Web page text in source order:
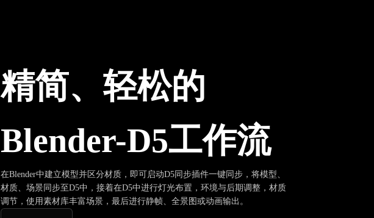
精简、轻松的
Blender-D5工作流
在Blender中建立模型并区分材质，即可启动D5同步插件一键同步，将模型、
材质、场景同步至D5中，接着在D5中进行灯光布置，环境与后期调整，材质
调节，使用素材库丰富场景，最后进行静帧、全景图或动画输出。